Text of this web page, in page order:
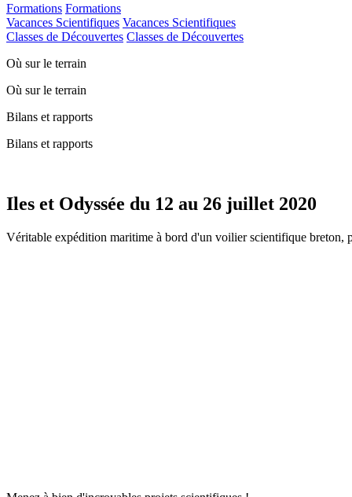
Formations Formations
Vacances Scientifiques Vacances Scientifiques
Classes de Découvertes Classes de Découvertes
Où sur le terrain
Où sur le terrain
Bilans et rapports
Bilans et rapports
Iles et Odyssée du 12 au 26 juillet 2020
Véritable expédition maritime à bord d'un voilier scientifique breton,